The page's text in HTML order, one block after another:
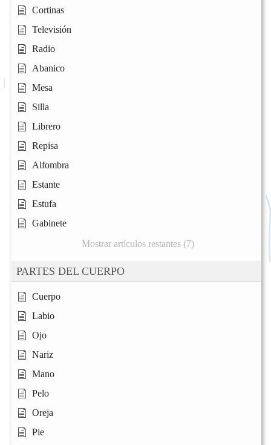
Cortinas
Televisión
Radio
Abanico
Mesa
Silla
Librero
Repisa
Alfombra
Estante
Estufa
Gabinete
Mostrar artículos restantes (7)
PARTES DEL CUERPO
Cuerpo
Labio
Ojo
Nariz
Mano
Pelo
Oreja
Pie